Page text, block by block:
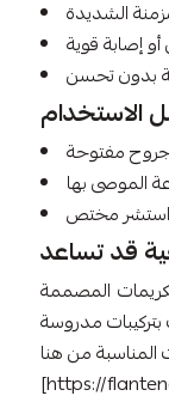
الشديدة
إصابة قوية
بدون تحسن
الاستخدام
مفتوحة
الموصى بها
استشر مختص
قد تساعد
المصممة
[https://